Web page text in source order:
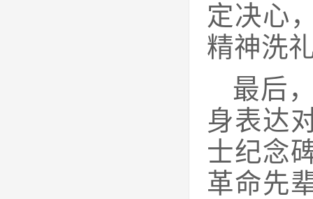
定决心
精神洗
最后
身表达
士纪念
革命先